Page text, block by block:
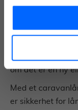
Det vil
om det er en ny
Med et
er sikkerhet for